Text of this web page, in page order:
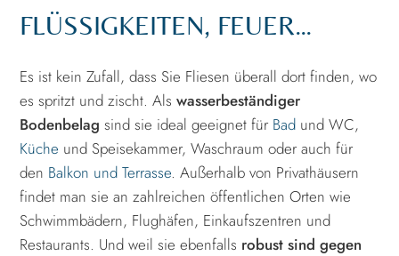
FLÜSSIGKEITEN, FEUER…
Es ist kein Zufall, dass Sie Fliesen überall dort finden, wo
es spritzt und zischt. Alswasserbeständiger
Bodenbelag sind sie ideal geeignet für Bad und WC,
Küche und Speisekammer, Waschraum oder auch für
den Balkon und Terrasse. Außerhalb von Privathäusern
findet man sie an zahlreichen öffentlichen Orten wie
Schwimmbädern, Flughäfen, Einkaufszentren und
Restaurants. Und weil sie ebenfalls robust sind gegen